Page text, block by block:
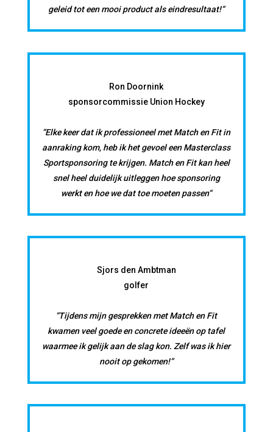
geleid tot een mooi product als eindresultaat!“
Ron Doornink
sponsorcommissie Union Hockey
“Elke keer dat ik professioneel met Match en Fit in
aanraking kom, heb ik het gevoel een Masterclass
Sportsponsoring te krijgen. Match en Fit kan heel
snel heel duidelijk uitleggen hoe sponsoring
werkt en hoe we dat toe moeten passen“
Sjors den Ambtman
golfer
“Tijdens mijn gesprekken met Match en Fit
kwamen veel goede en concrete ideeën op tafel
waarmee ik gelijk aan de slag kon. Zelf was ik hier
nooit op gekomen!“